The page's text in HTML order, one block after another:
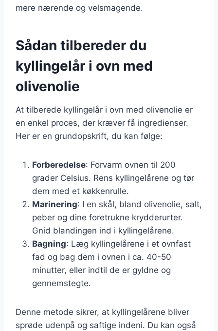
mere nærende og velsmagende.
Sådan tilbereder du
kyllingelår i ovn med
olivenolie
At tilberede kyllingelår i ovn med olivenolie er
en enkel proces, der kræver få ingredienser.
Her er en grundopskrift, du kan følge:
Forberedelse: Forvarm ovnen til 200
grader Celsius. Rens kyllingelårene og tør
dem med et køkkenrulle.
Marinering: I en skål, bland olivenolie, salt,
peber og dine foretrukne krydderurter.
Gnid blandingen ind i kyllingelårene.
Bagning: Læg kyllingelårene i et ovnfast
fad og bag dem i ovnen i ca. 40-50
minutter, eller indtil de er gyldne og
gennemstegte.
Denne metode sikrer, at kyllingelårene bliver
sprøde udenpå og saftige indeni. Du kan også